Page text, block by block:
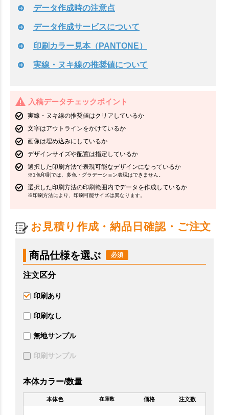
データ作成時の注意点
データ作成サービスについて
印刷カラー見本（PANTONE）
実線・ヌキ線の推奨値について
入稿データチェックポイント
実線・ヌキ線の推奨値はクリアしているか
文字はアウトラインをかけているか
画像は埋め込みにしているか
デザインサイズや配置は指定しているか
選択した印刷方法で表現可能なデザインになっているか
※1色印刷では、多色・グラデーション表現はできません。
選択した印刷方法の印刷範囲内でデータを作成しているか
※印刷方法により、印刷可能サイズは異なります。
お見積り作成・納品日確認・ご注文
商品仕様を選ぶ
注文区分
印刷あり
印刷なし
無地サンプル
印刷サンプル
本体カラー/数量
本体色 在庫数 価格 注文数